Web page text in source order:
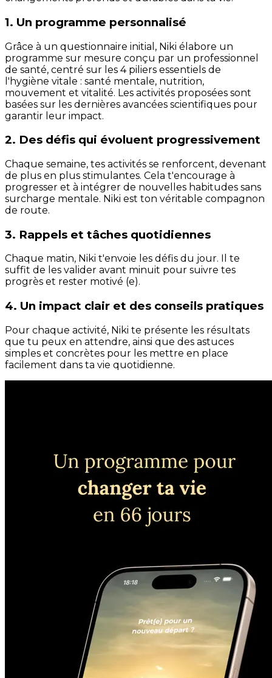
1. Un programme personnalisé
Grâce à un questionnaire initial, Niki élabore un
programme sur mesure conçu par un professionnel
de santé, centré sur les 4 piliers essentiels de
l'hygiène vitale : santé mentale, nutrition,
mouvement et vitalité. Les activités proposées sont
basées sur les dernières avancées scientifiques pour
garantir leur impact.
2. Des défis qui évoluent progressivement
Chaque semaine, tes activités se renforcent, devenant
de plus en plus stimulantes. Cela t'encourage à
progresser et à intégrer de nouvelles habitudes sans
surcharge mentale. Niki est ton véritable compagnon
de route.
3. Rappels et tâches quotidiennes
Chaque matin, Niki t'envoie les défis du jour. Il te
suffit de les valider avant minuit pour suivre tes
progrès et rester motivé (e).
4. Un impact clair et des conseils pratiques
Pour chaque activité, Niki te présente les résultats
que tu peux en attendre, ainsi que des astuces
simples et concrètes pour les mettre en place
facilement dans ta vie quotidienne.